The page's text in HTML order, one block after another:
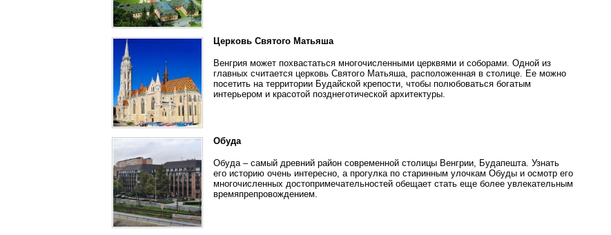
Церковь Святого Матьяша
Венгрия может похвастаться многочисленными церквями и соборами. Одной из
главных считается церковь Святого Матьяша, расположенная в столице. Ее можно
посетить на территории Будайской крепости, чтобы полюбоваться богатым
интерьером и красотой позднеготической архитектуры.
Обуда
Обуда – самый древний район современной столицы Венгрии, Будапешта. Узнать
его историю очень интересно, а прогулка по старинным улочкам Обуды и осмотр его
многочисленных достопримечательностей обещает стать еще более увлекательным
времяпрепровождением.